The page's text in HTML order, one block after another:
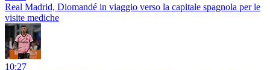
Real Madrid, Diomandé in viaggio verso la capitale spagnola per le
visite mediche
10:27